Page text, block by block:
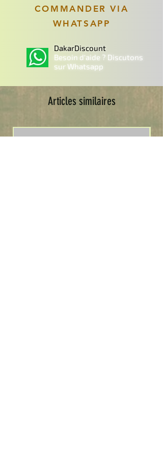
COMMANDER VIA
WHATSAPP
DakarDiscount
Besoin d'aide ? Discutons
sur Whatsapp
Articles similaires